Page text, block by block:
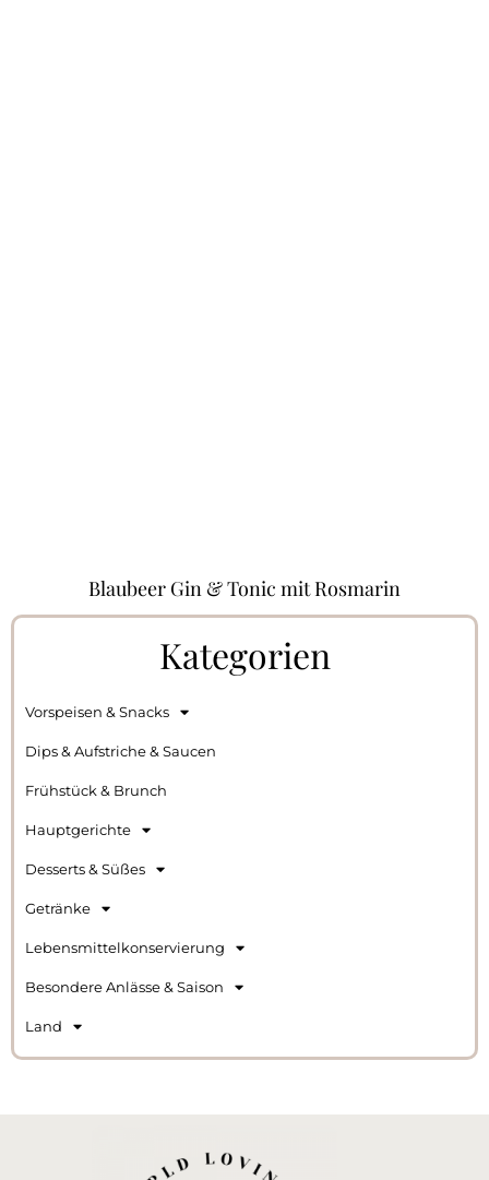
Blaubeer Gin & Tonic mit Rosmarin
Kategorien
Vorspeisen & Snacks
Dips & Aufstriche & Saucen
Frühstück & Brunch
Hauptgerichte
Desserts & Süßes
Getränke
Lebensmittelkonservierung
Besondere Anlässe & Saison
Land